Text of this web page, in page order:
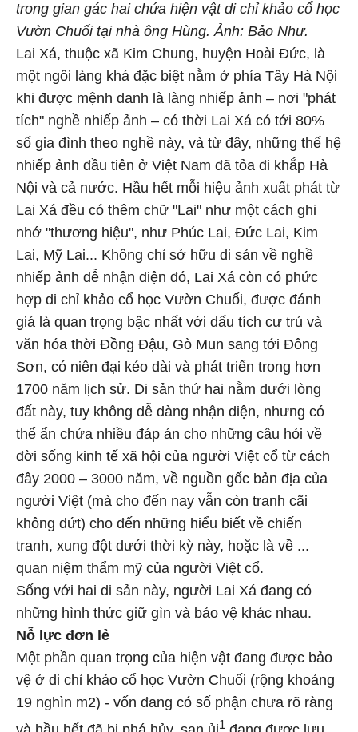
trong gian gác hai chứa hiện vật di chỉ khảo cổ học
Vườn Chuối tại nhà ông Hùng. Ảnh: Bảo Như.
Lai Xá, thuộc xã Kim Chung, huyện Hoài Đức, là
một ngôi làng khá đặc biệt nằm ở phía Tây Hà Nội
khi được mệnh danh là làng nhiếp ảnh – nơi "phát
tích" nghề nhiếp ảnh – có thời Lai Xá có tới 80%
số gia đình theo nghề này, và từ đây, những thế hệ
nhiếp ảnh đầu tiên ở Việt Nam đã tỏa đi khắp Hà
Nội và cả nước. Hầu hết mỗi hiệu ảnh xuất phát từ
Lai Xá đều có thêm chữ "Lai" như một cách ghi
nhớ "thương hiệu", như Phúc Lai, Đức Lai, Kim
Lai, Mỹ Lai... Không chỉ sở hữu di sản về nghề
nhiếp ảnh dễ nhận diện đó, Lai Xá còn có phức
hợp di chỉ khảo cổ học Vườn Chuối, được đánh
giá là quan trọng bậc nhất với dấu tích cư trú và
văn hóa thời Đồng Đậu, Gò Mun sang tới Đông
Sơn, có niên đại kéo dài và phát triển trong hơn
1700 năm lịch sử. Di sản thứ hai nằm dưới lòng
đất này, tuy không dễ dàng nhận diện, nhưng có
thể ẩn chứa nhiều đáp án cho những câu hỏi về
đời sống kinh tế xã hội của người Việt cổ từ cách
đây 2000 – 3000 năm, về nguồn gốc bản địa của
người Việt (mà cho đến nay vẫn còn tranh cãi
không dứt) cho đến những hiểu biết về chiến
tranh, xung đột dưới thời kỳ này, hoặc là về ...
quan niệm thẩm mỹ của người Việt cổ.
Sống với hai di sản này, người Lai Xá đang có
những hình thức giữ gìn và bảo vệ khác nhau.
Nỗ lực đơn lẻ
Một phần quan trọng của hiện vật đang được bảo
vệ ở di chỉ khảo cổ học Vườn Chuối (rộng khoảng
19 nghìn m2) - vốn đang có số phận chưa rõ ràng
1